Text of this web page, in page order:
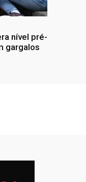
nível pré-
gargalos